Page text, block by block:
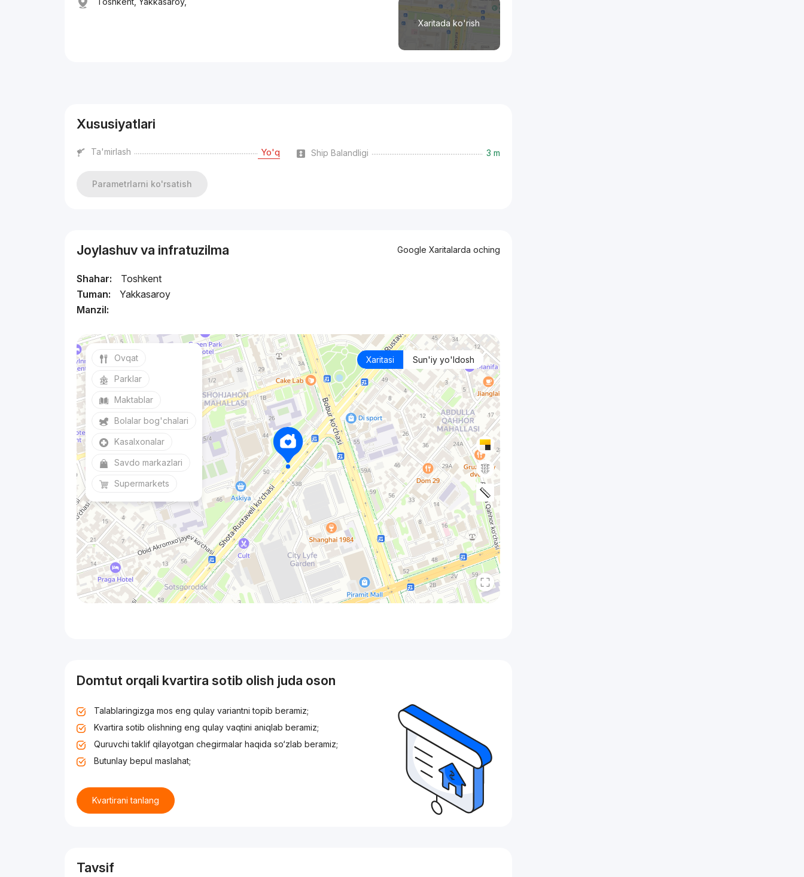
Xaritada ko'rish
Xususiyatlari
Ta'mirlash Yo'q Ship Balandligi 3 m
Parametrlarni ko'rsatish
Joylashuv va infratuzilma Google Xaritalarda oching
Shahar:
Toshkent
Tuman:
Yakkasaroy
Manzil:
Xaritasi Sun'iy yo'ldosh
Ovqat
Parklar
Maktablar
Bolalar bog'chalari
Kasalxonalar
Savdo markazlari
Supermarkets
Domtut orqali kvartira sotib olish juda oson
Talablaringizga mos eng qulay variantni topib beramiz;
Kvartira sotib olishning eng qulay vaqtini aniqlab beramiz;
Quruvchi taklif qilayotgan chegirmalar haqida so‘zlab beramiz;
Butunlay bepul maslahat;
Kvartirani tanlang
Tavsif